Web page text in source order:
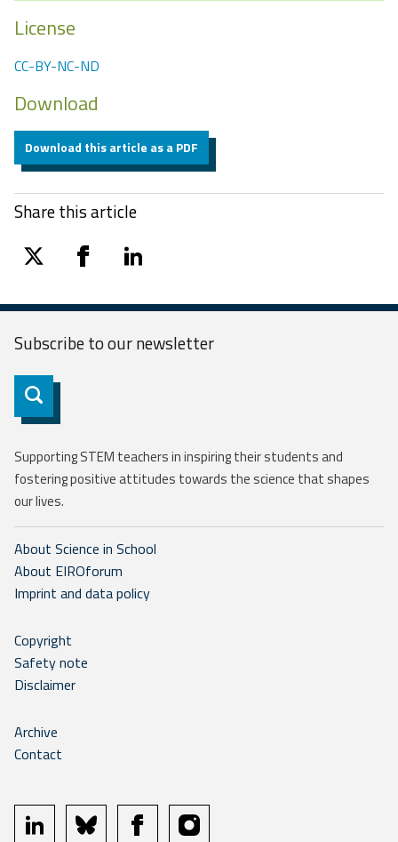
License
CC-BY-NC-ND
Download
Download this article as a PDF
Share this article
twitter facebooklinkedin
Subscribe to ournewsletter
Subscribe
Supporting STEM teachers in inspiring their students and
fostering positive attitudes towards the science that shapes
our lives.
About Science in School
About EIROforum
Imprint and data policy
Copyright
Safety note
Disclaimer
Archive
Contact
linkedin bluesky facebookinstagram